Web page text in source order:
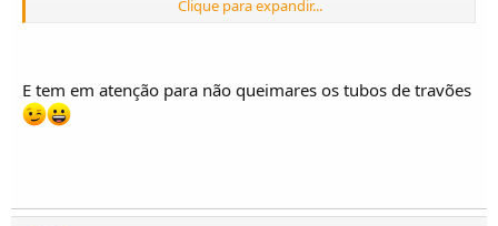
se for na porta ligas na porta, se for no chassis liga no chassis sempre assim para
Humberto Pinto
Clique para expandir...
E tem em atenção para não queimares os tubos de travões